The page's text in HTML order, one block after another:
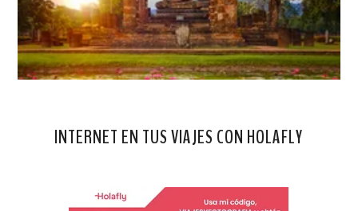
INTERNET EN TUS VIAJES CON HOLAFLY